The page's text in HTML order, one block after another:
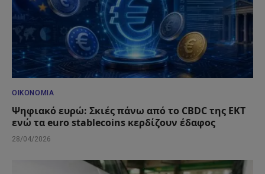
ΟΙΚΟΝΟΜΊΑ
Ψηφιακό ευρώ: Σκιές πάνω από το CBDC της ΕΚΤ
ενώ τα euro stablecoins κερδίζουν έδαφος
28/04/2026